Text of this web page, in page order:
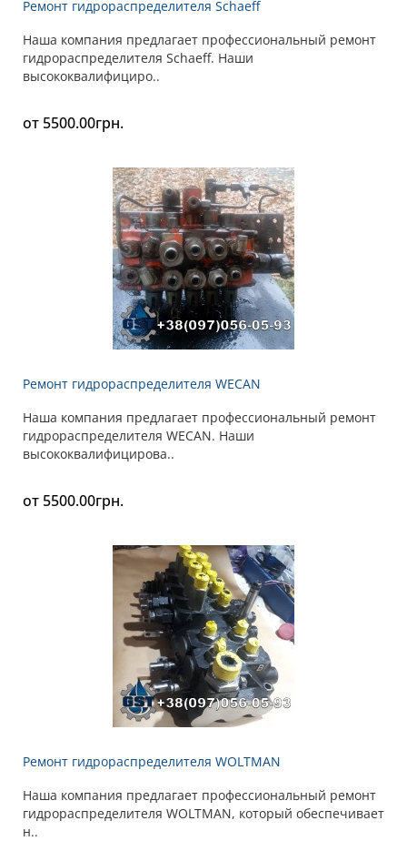
Ремонт гидрораспределителя Schaeff
Наша компания предлагает профессиональный ремонт
гидрораспределителя Schaeff. Наши
высококвалифициро..
от 5500.00грн.
Ремонт гидрораспределителя WECAN
Наша компания предлагает профессиональный ремонт
гидрораспределителя WECAN. Наши
высококвалифицирова..
от 5500.00грн.
Ремонт гидрораспределителя WOLTMAN
Наша компания предлагает профессиональный ремонт
гидрораспределителя WOLTMAN, который обеспечивает
н..